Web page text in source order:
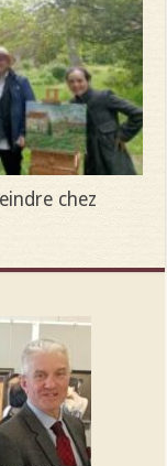
chez